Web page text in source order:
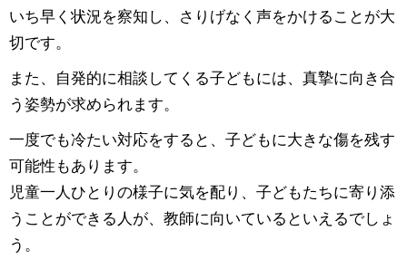
いち早く状況を察知し、さりげなく声をかけることが大
切です。
また、自発的に相談してくる子どもには、真摯に向き合
う姿勢が求められます。
一度でも冷たい対応をすると、子どもに大きな傷を残す
可能性もあります。
児童一人ひとりの様子に気を配り、子どもたちに寄り添
うことができる人が、教師に向いているといえるでしょ
う。